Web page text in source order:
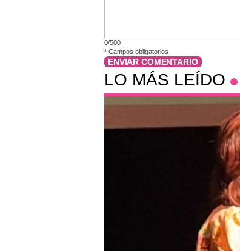
0/500
* Campos obligatorios
ENVIAR COMENTARIO
LO MÁS LEÍDO